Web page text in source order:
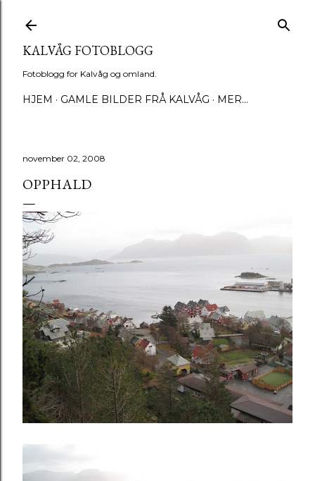
KALVÅG FOTOBLOGG
Fotoblogg for Kalvåg og omland.
HJEM GAMLE BILDER FRÅ KALVÅG MER…
november 02, 2008
OPPHALD